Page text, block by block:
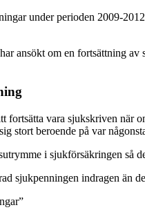
under perioden 2009-
ansökt om en fortsättning
vara sjukskriven när
stort beroende på var
i sjukförsäkringen så
sjukpenningen indragen än